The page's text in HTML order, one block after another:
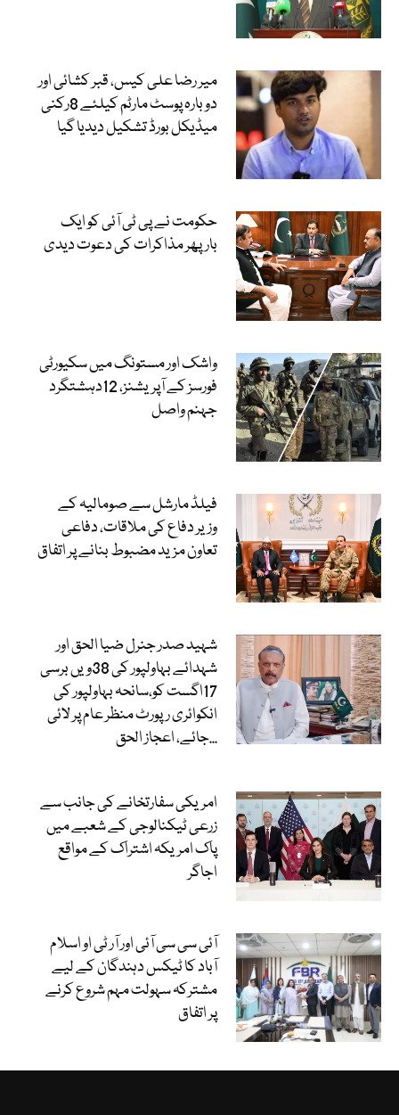
میر رضا علی کیس، قبر کشائی اور
دوبارہ پوسٹ مارٹم کیلئے 8رکنی
میڈیکل بورڈ تشکیل دیدیا گیا
حکومت نے پی ٹی آئی کو ایک
بارپھر مذاکرات کی دعوت دیدی
واشک اور مستونگ میں سکیورٹی
فورسز کے آپریشنز، 12دہشتگرد
جہنم واصل
فیلڈ مارشل سے صومالیہ کے
وزیر دفاع کی ملاقات، دفاعی
تعاون مزید مضبوط بنانے پر اتفاق
شہید صدر جنرل ضیا الحق اور
شہدائے بہاولپور کی 38ویں برسی
17اگست کو،سانحہ بہاولپور کی
انکوائری رپورٹ منظر عام پر لائی
جائے، اعجاز الحق...
امریکی سفارتخانے کی جانب سے
زرعی ٹیکنالوجی کے شعبے میں
پاک امریکہ اشتراک کے مواقع
اجاگر
آئی سی سی آئی اور آر ٹی او اسلام
آباد کا ٹیکس دہندگان کے لیے
مشترکہ سہولت مہم شروع کرنے
پر اتفاق